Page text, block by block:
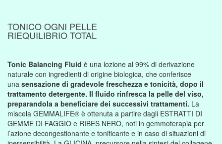
TONICO OGNI PELLE
RIEQUILIBRIO TOTAL
Tonic Balancing Fluid è una lozione al 99% di derivazione
naturale con ingredienti di origine biologica, che conferisce
una sensazione di gradevole freschezza e tonicità, dopo il
trattamento detergente. Il fluido rinfresca la pelle del viso,
preparandola a beneficiare dei successivi trattamenti. La
miscela GEMMALIFE® è ottenuta a partire dagli ESTRATTI DI
GEMME DI FAGGIO e RIBES NERO, noti in gemmoterapia per
l’azione decongestionante e tonificante e in caso di situazioni di